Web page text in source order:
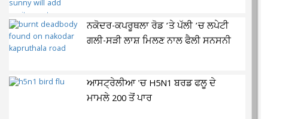
ਨਕੋਦਰ-ਕਪਰੂਥਲਾ ਰੋਡ ’ਤੇ ਪੱਲੀ ’ਚ ਲਪੇਟੀ
ਗਲੀ-ਸੜੀ ਲਾਸ਼ ਮਿਲਣ ਨਾਲ ਫੈਲੀ ਸਨਸਨੀ
ਆਸਟ੍ਰੇਲੀਆ 'ਚ H5N1 ਬਰਡ ਫਲੂ ਦੇ
ਮਾਮਲੇ 200 ਤੋਂ ਪਾਰ